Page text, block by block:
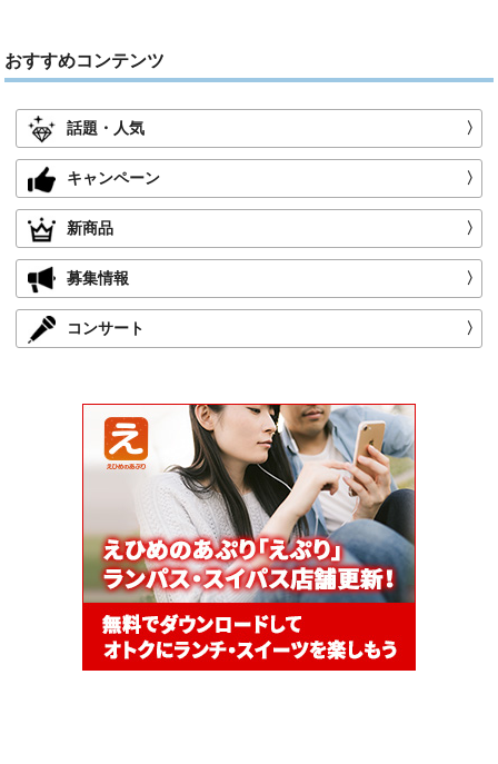
おすすめコンテンツ
話題・人気 〉
キャンペーン 〉
新商品 〉
募集情報 〉
コンサート 〉